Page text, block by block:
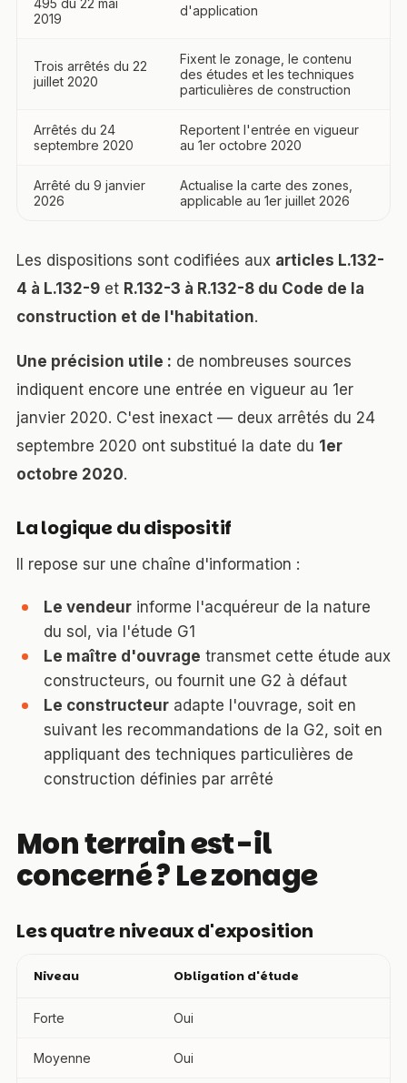
495 du 22 mai
2019
d'application
Trois arrêtés du 22
juillet 2020
Fixent le zonage, le contenu
des études et les techniques
particulières de construction
Arrêtés du 24
septembre 2020
Reportent l'entrée en vigueur
au 1er octobre 2020
Arrêté du 9 janvier
2026
Actualise la carte des zones,
applicable au 1er juillet 2026
Les dispositions sont codifiées aux articles L.132-
4 à L.132-9 et R.132-3 à R.132-8 du Code de la
construction et de l'habitation.
Une précision utile : de nombreuses sources
indiquent encore une entrée en vigueur au 1er
janvier 2020. C'est inexact — deux arrêtés du 24
septembre 2020 ont substitué la date du 1er
octobre 2020.
La logique du dispositif
Il repose sur une chaîne d'information :
Le vendeur informe l'acquéreur de la nature
du sol, via l'étude G1
Le maître d'ouvrage transmet cette étude aux
constructeurs, ou fournit une G2 à défaut
Le constructeur adapte l'ouvrage, soit en
suivant les recommandations de la G2, soit en
appliquant des techniques particulières de
construction définies par arrêté
Mon terrain est-il
concerné ? Le zonage
Les quatre niveaux d'exposition
Niveau Obligation d'étude
Forte Oui
Moyenne Oui